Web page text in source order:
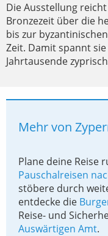
Die Ausstellung
Bronzezeit über die
bis zur
Zeit. Damit spannt
Jahrtausende
Mehr von
Plane deine Reise
Pauschalreisen
stöbere durch
entdecke die
Reise- und
Auswärtigen Amt.